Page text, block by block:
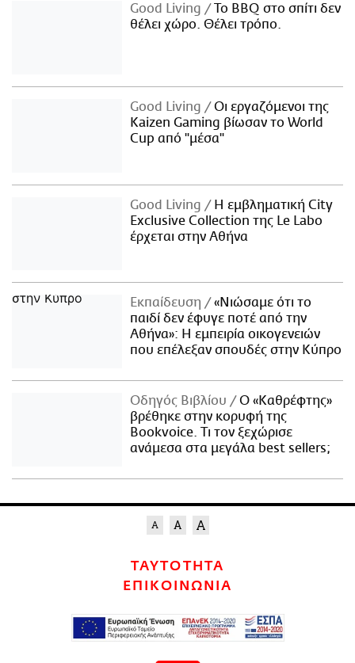
Good Living
Το BBQ στο σπίτι δεν
θέλει χώρο. Θέλει τρόπο.
Good Living
Οι εργαζόμενοι της
Kaizen Gaming βίωσαν το World
Cup από "μέσα"
Good Living
Η εμβληματική City
Exclusive Collection της Le Labo
έρχεται στην Αθήνα
Εκπαίδευση
«Νιώσαμε ότι το
παιδί δεν έφυγε ποτέ από την
Αθήνα»: Η εμπειρία οικογενειών
που επέλεξαν σπουδές στην Κύπρο
Οδηγός Βιβλίου
Ο «Καθρέφτης»
βρέθηκε στην κορυφή της
Bookvoice. Τι τον ξεχώρισε
ανάμεσα στα μεγάλα best sellers;
ΤΑΥΤΟΤΗΤΑ
ΕΠΙΚΟΙΝΩΝΙΑ